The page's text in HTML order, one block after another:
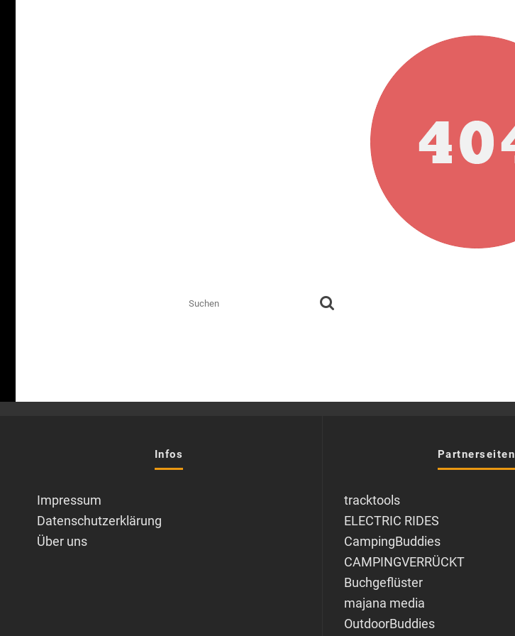
Infos
Impressum
Datenschutzerklärung
Über uns
Partnerseiten
tracktools
ELECTRIC RIDES
CampingBuddies
CAMPINGVERRÜCKT
Buchgeflüster
majana media
OutdoorBuddies